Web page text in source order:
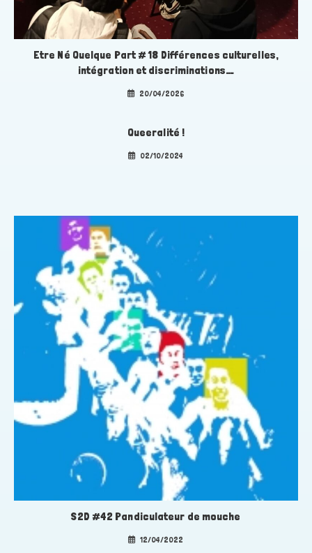
Etre Né Quelque Part # 18 Différences culturelles,
intégration et discriminations….
20/04/2026
Queeralité !
02/10/2024
S2D #42 Pandiculateur de mouche
12/04/2022